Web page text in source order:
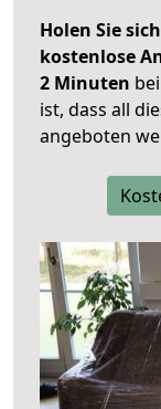
Holen Sie
kostenlose
2 Minuten
ist, dass all
angeboten